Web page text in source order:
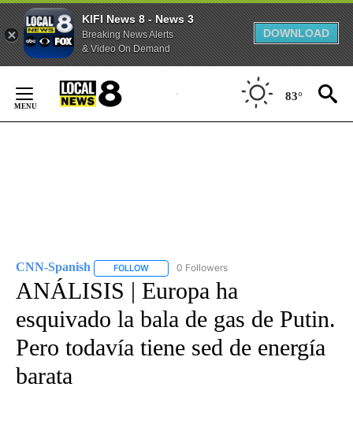
KIFI News 8 - News 3
Breaking News Alerts
& Video On Demand
DOWNLOAD
Content
83°
CNN-Spanish FOLLOW FOLLOW "CNN-SPANISH" TO RECEIVE
0 Followers
ANÁLISIS | Europa ha
esquivado la bala de gas de Putin.
Pero todavía tiene sed de energía
barata